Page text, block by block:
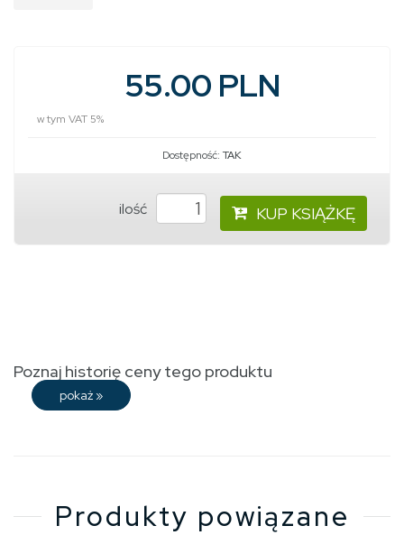
55.00 PLN
w tym VAT 5%
Dostępność: TAK
ilość KUP KSIĄŻKĘ
Poznaj historię ceny tego produktu
pokaż »
Produkty powiązane